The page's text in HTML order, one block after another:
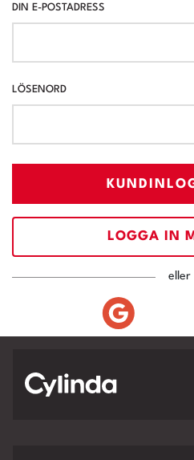
DIN E-POSTADRESS
LÖSENORD
LOGGA IN
eller